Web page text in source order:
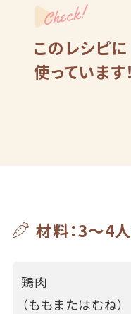
Check!
このレシピに
使っています！
材料：3～4
鶏肉
（ももまたはむね）